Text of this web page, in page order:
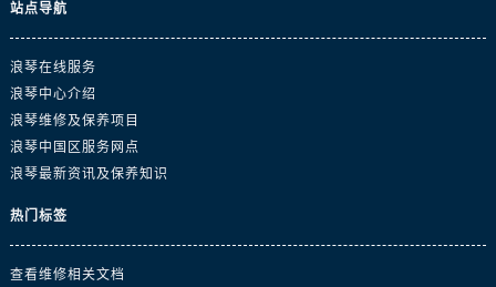
广东省茂名市电白区水东街道迎宾大道浪琴售后服务中心（需提前预约）
站点导航
浪琴在线服务
浪琴中心介绍
浪琴维修及保养项目
浪琴中国区服务网点
浪琴最新资讯及保养知识
热门标签
查看维修相关文档